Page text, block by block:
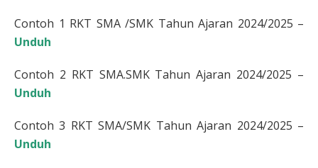
Contoh 1 RKT SMA /SMK Tahun Ajaran 2024/2025 –
Unduh
Contoh 2 RKT SMA.SMK Tahun Ajaran 2024/2025 –
Unduh
Contoh 3 RKT SMA/SMK Tahun Ajaran 2024/2025 –
Unduh